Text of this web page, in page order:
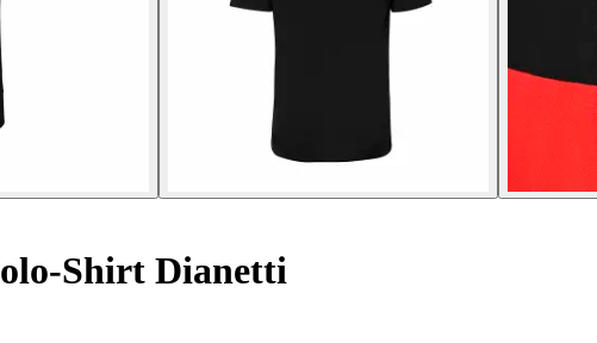
Shirt Dianetti